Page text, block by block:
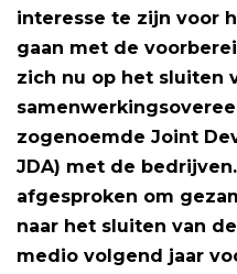
interesse te zijn voor
gaan met de
zich nu op het sluiten
zogenoemde Joint
JDA) met de
afgesproken om
naar het sluiten van
medio volgend jaar